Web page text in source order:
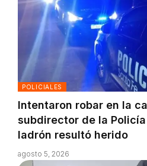
POLICIALES
Intentaron robar en la
subdirector de la Policía
ladrón resultó herido
agosto 5, 2026